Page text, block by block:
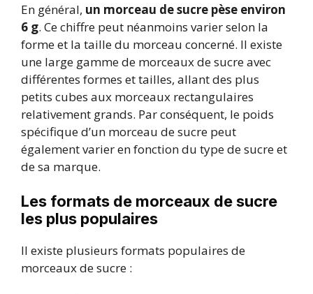
En général, un morceau de sucre pèse environ
6 g. Ce chiffre peut néanmoins varier selon la
forme et la taille du morceau concerné. Il existe
une large gamme de morceaux de sucre avec
différentes formes et tailles, allant des plus
petits cubes aux morceaux rectangulaires
relativement grands. Par conséquent, le poids
spécifique d’un morceau de sucre peut
également varier en fonction du type de sucre et
de sa marque.
Les formats de morceaux de sucre
les plus populaires
Il existe plusieurs formats populaires de
morceaux de sucre :